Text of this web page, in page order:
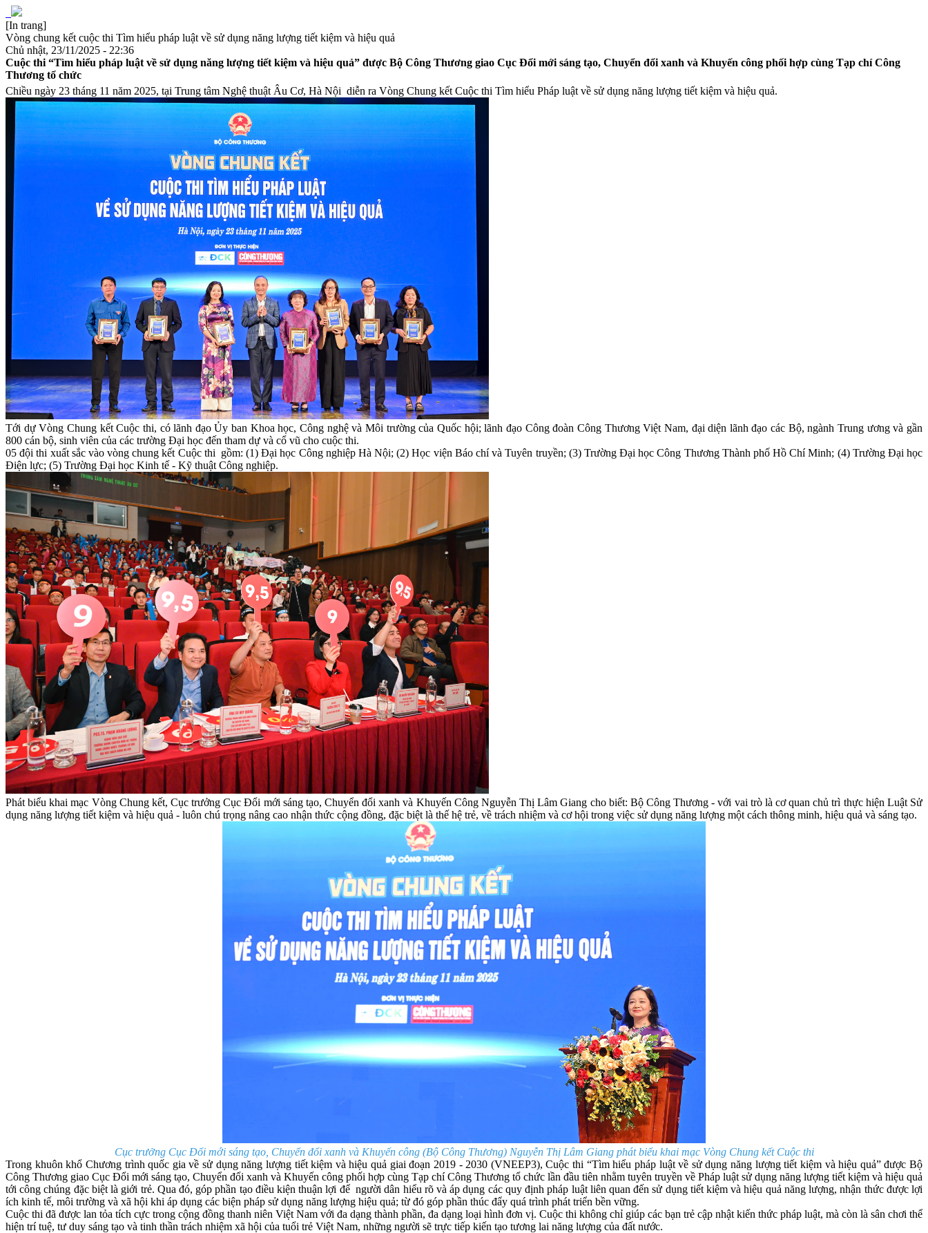
[In trang]
Vòng chung kết cuộc thi Tìm hiểu pháp luật về sử dụng năng lượng tiết kiệm và hiệu quả
Chủ nhật, 23/11/2025 - 22:36
Cuộc thi “Tìm hiểu pháp luật về sử dụng năng lượng tiết kiệm và hiệu quả” được Bộ Công Thương giao Cục Đổi mới sáng tạo, Chuyển đổi xanh và Khuyến công phối hợp cùng Tạp chí Công
Thương tổ chức
Chiều ngày 23 tháng 11 năm 2025, tại Trung tâm Nghệ thuật Âu Cơ, Hà Nội diễn ra Vòng Chung kết Cuộc thi Tìm hiểu Pháp luật về sử dụng năng lượng tiết kiệm và hiệu quả.
Tới dự Vòng Chung kết Cuộc thi, có lãnh đạo Ủy ban Khoa học, Công nghệ và Môi trường của Quốc hội; lãnh đạo Công đoàn Công Thương Việt Nam, đại diện lãnh đạo các Bộ, ngành Trung ương và gần
800 cán bộ, sinh viên của các trường Đại học đến tham dự và cổ vũ cho cuộc thi.
05 đội thi xuất sắc vào vòng chung kết Cuộc thi gồm: (1) Đại học Công nghiệp Hà Nội; (2) Học viện Báo chí và Tuyên truyền; (3) Trường Đại học Công Thương Thành phố Hồ Chí Minh; (4) Trường Đại học
Điện lực; (5) Trường Đại học Kinh tế - Kỹ thuật Công nghiệp.
Phát biểu khai mạc Vòng Chung kết, Cục trưởng Cục Đổi mới sáng tạo, Chuyển đổi xanh và Khuyến Công Nguyễn Thị Lâm Giang cho biết: Bộ Công Thương - với vai trò là cơ quan chủ trì thực hiện Luật Sử
dụng năng lượng tiết kiệm và hiệu quả - luôn chú trọng nâng cao nhận thức cộng đồng, đặc biệt là thế hệ trẻ, về trách nhiệm và cơ hội trong việc sử dụng năng lượng một cách thông minh, hiệu quả và sáng tạo.
Cục trưởng Cục Đổi mới sáng tạo, Chuyển đổi xanh và Khuyến công (Bộ Công Thương) Nguyễn Thị Lâm Giang phát biểu khai mạc Vòng Chung kết Cuộc thi
Trong khuôn khổ Chương trình quốc gia về sử dụng năng lượng tiết kiệm và hiệu quả giai đoạn 2019 - 2030 (VNEEP3), Cuộc thi “Tìm hiểu pháp luật về sử dụng năng lượng tiết kiệm và hiệu quả” được Bộ
Công Thương giao Cục Đổi mới sáng tạo, Chuyển đổi xanh và Khuyến công phối hợp cùng Tạp chí Công Thương tổ chức lần đầu tiên nhằm tuyên truyền về Pháp luật sử dụng năng lượng tiết kiệm và hiệu quả
tới công chúng đặc biệt là giới trẻ. Qua đó, góp phần tạo điều kiện thuận lợi để người dân hiểu rõ và áp dụng các quy định pháp luật liên quan đến sử dụng tiết kiệm và hiệu quả năng lượng, nhận thức được lợi
ích kinh tế, môi trường và xã hội khi áp dụng các biện pháp sử dụng năng lượng hiệu quả; từ đó góp phần thúc đẩy quá trình phát triển bền vững.
Cuộc thi đã được lan tỏa tích cực trong cộng đồng thanh niên Việt Nam với đa dạng thành phần, đa dạng loại hình đơn vị. Cuộc thi không chỉ giúp các bạn trẻ cập nhật kiến thức pháp luật, mà còn là sân chơi thể
hiện trí tuệ, tư duy sáng tạo và tinh thần trách nhiệm xã hội của tuổi trẻ Việt Nam, những người sẽ trực tiếp kiến tạo tương lai năng lượng của đất nước.